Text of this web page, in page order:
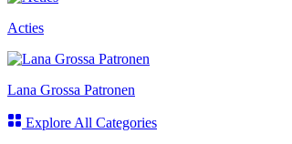
Acties
Lana Grossa Patronen
Explore All Categories